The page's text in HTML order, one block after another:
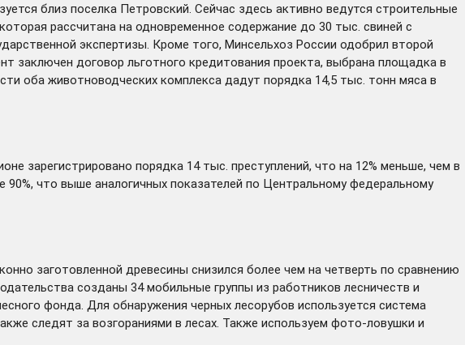
близ поселка Петровский. Сейчас здесь активно ведутся строительные
рассчитана на одновременное содержание до 30 тыс. свиней с
экспертизы. Кроме того, Минсельхоз России одобрил второй
договор льготного кредитования проекта, выбрана площадка в
оба животноводческих комплекса дадут порядка 14,5 тыс. тонн мяса в
зарегистрировано порядка 14 тыс. преступлений, что на 12% меньше, чем в
что выше аналогичных показателей по Центральному федеральному
заготовленной древесины снизился более чем на четверть по сравнению
созданы 34 мобильные группы из работников лесничеств и
фонда. Для обнаружения черных лесорубов используется система
следят за возгораниями в лесах. Также используем фото-ловушки и